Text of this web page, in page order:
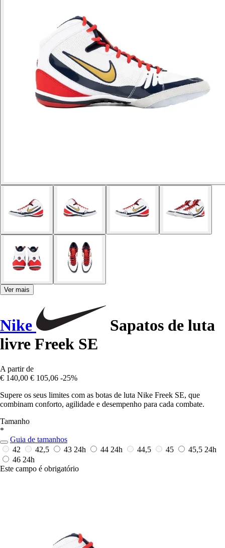
Ver mais
Nike
Sapatos de luta
livre Freek SE
A partir de
€ 140,00 € 105,06 -25%
Supere os seus limites com as botas de luta Nike Freek SE, que
combinam conforto, agilidade e desempenho para cada combate.
Tamanho
*
Guia de tamanhos
42
42,5 43 24h 44 24h 44,5 45 45,5 24h
46 24h
Este campo é obrigatório